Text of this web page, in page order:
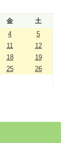
金
土
4
5
11
12
18
19
25
26